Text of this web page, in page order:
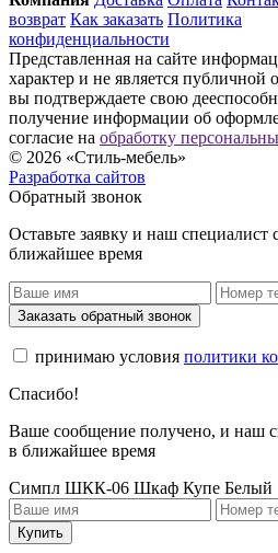
возврат Как заказать Политика
конфиденциальности
Представленная на сайте
характер и не является публичной
вы подтверждаете свою
получение информации об
согласие на обработку
© 2026 «Стиль-мебель»
Разработка сайтов
Обратный звонок
Оставьте заявку и наш специалист
ближайшее время
Заказать обратный звонок
принимаю условия политики
Спасибо!
Ваше сообщение получено, и наш
в ближайшее время
Симпл ШКК-06 Шкаф Купе Белый
Купить